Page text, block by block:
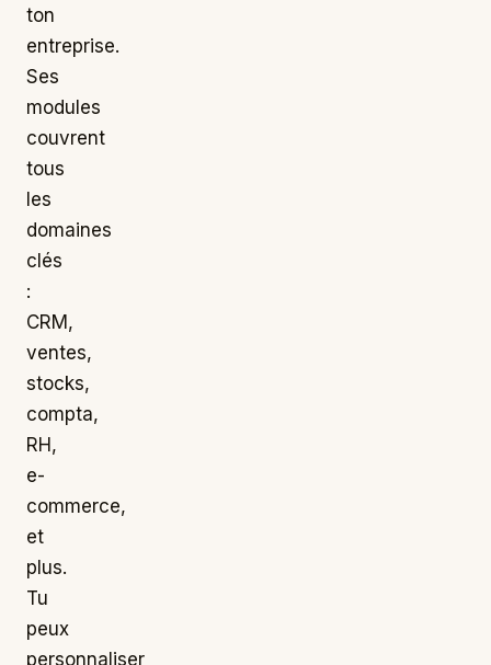
ton
entreprise.
Ses
modules
couvrent
tous
les
domaines
clés
:
CRM,
ventes,
stocks,
compta,
RH,
e-
commerce,
et
plus.
Tu
peux
personnaliser